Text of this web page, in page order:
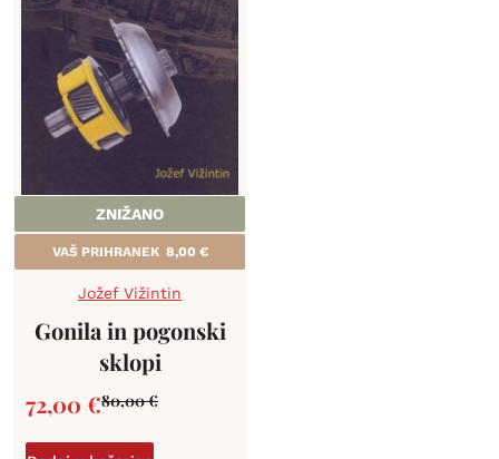
ZNIŽANO
VAŠ PRIHRANEK 8,00 €
Jožef Vižintin
Gonila in pogonski
sklopi
80,00€
72,00 €